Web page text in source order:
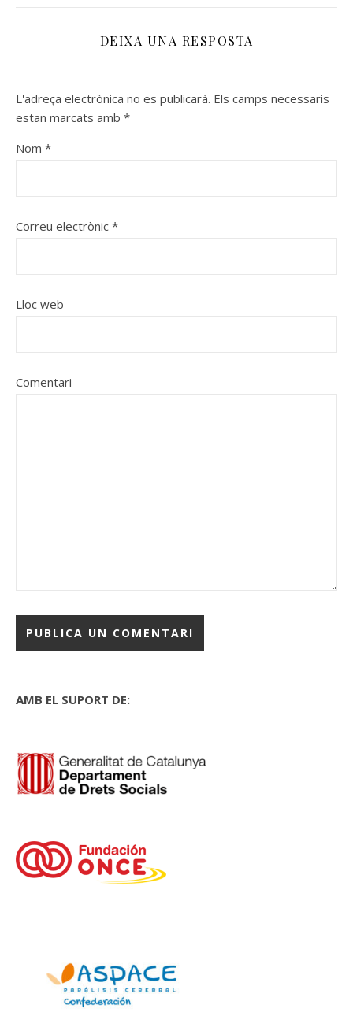
DEIXA UNA RESPOSTA
L'adreça electrònica no es publicarà. Els camps necessaris
estan marcats amb *
Nom *
Correu electrònic *
Lloc web
Comentari
AMB EL SUPORT DE: